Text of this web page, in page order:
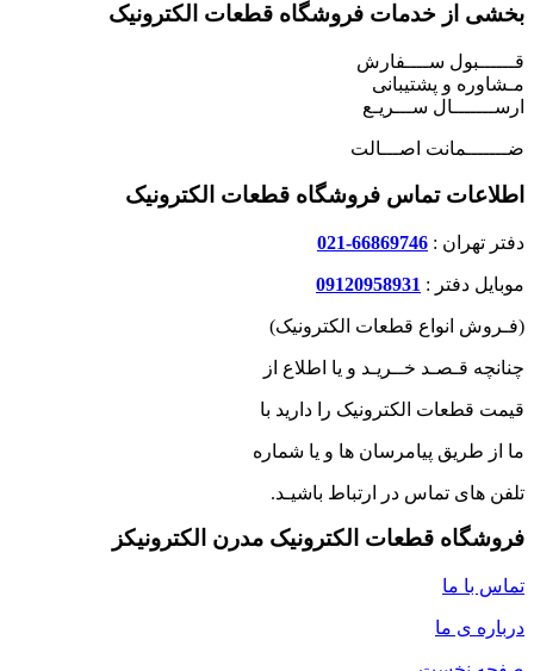
بخشی از خدمات فروشگاه قطعات الکترونیک
قــــــبول ســــفارش
مـشاوره و پشتیبانی
ارســـــــال ســـریـع
ضـــــــمانت اصـــالت
اطلاعات تماس فروشگاه قطعات الکترونیک
دفتر تهران : 66869746-021
موبایل دفتر : 09120958931
(فـروش انواع قطعات الکترونیک)
چنانچه قـصـد خــریـد و یا اطلاع از
قیمت قطعات الکترونیک را دارید با
ما از طریق پیامرسان ها و یا شماره
تلفن های تماس در ارتباط باشیـد.
فروشگاه قطعات الکترونیک مدرن الکترونیکز
تماس با ما
درباره ی ما